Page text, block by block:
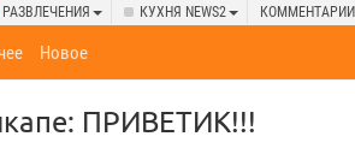
РАЗВЛЕЧЕНИЯ КУХНЯ NEWS2 КОММЕНТАРИИ
Новое
ПРИВЕТИК!!!